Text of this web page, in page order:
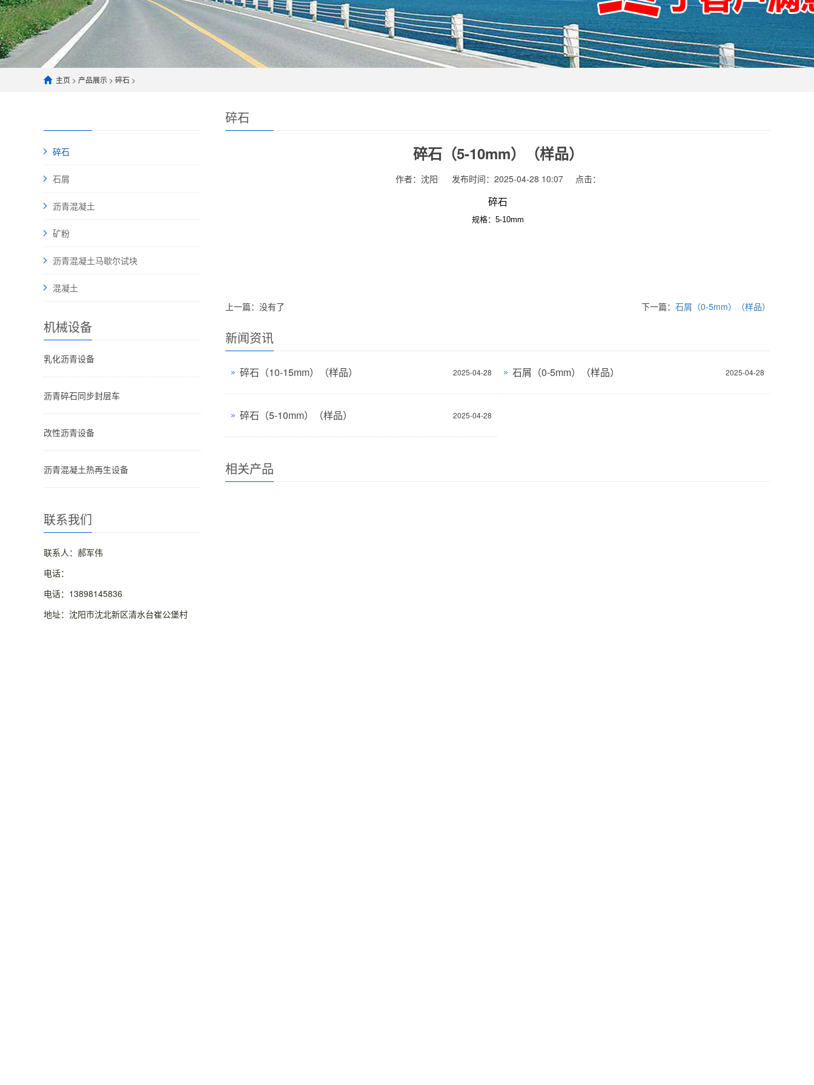
主页 > 产品展示 > 碎石 >
碎石
石屑
沥青混凝土
矿粉
沥青混凝土马歇尔试块
混凝土
机械设备
乳化沥青设备
沥青碎石同步封层车
改性沥青设备
沥青混凝土热再生设备
联系我们
联系人：郝军伟
电话：
电话：13898145836
地址：沈阳市沈北新区清水台崔公堡村
碎石
碎石（5-10mm）（样品）
作者：沈阳 发布时间：2025-04-28 10:07 点击：
碎石
规格：5-10mm
上一篇：没有了 下一篇： 石屑（0-5mm）（样品）
新闻资讯
2025-04-28
碎石（10-15mm）（样品） 2025-04-28
石屑（0-5mm）（样品）
2025-04-28
碎石（5-10mm）（样品）
相关产品